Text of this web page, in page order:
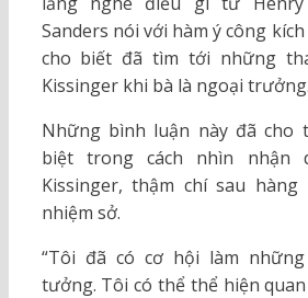
Sanders nói với hàm ý công
cho biết đã tìm tới những
Kissinger khi bà là ngoại trưởng.
Những bình luận này đã cho
biệt trong cách nhìn nhận
Kissinger, thậm chí sau
nhiệm sở.
“Tôi đã có cơ hội làm
tưởng. Tôi có thể thể hiện